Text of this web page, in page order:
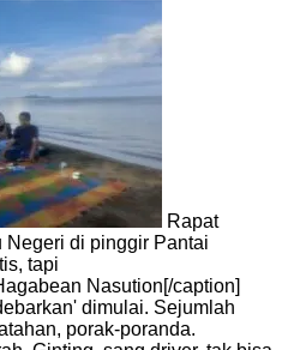
Rapat
Negeri di pinggir Pantai
tapi
Nasution[/caption]
dimulai. Sejumlah
porak-poranda.